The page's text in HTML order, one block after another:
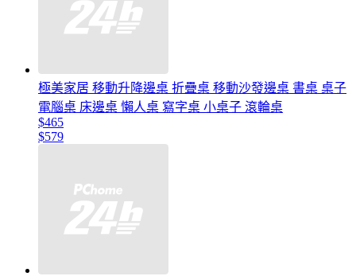
極美家居 移動升降邊桌 折疊桌 移動沙發邊桌 書桌 桌子
電腦桌 床邊桌 懶人桌 寫字桌 小桌子 滾輪桌
$465
$579